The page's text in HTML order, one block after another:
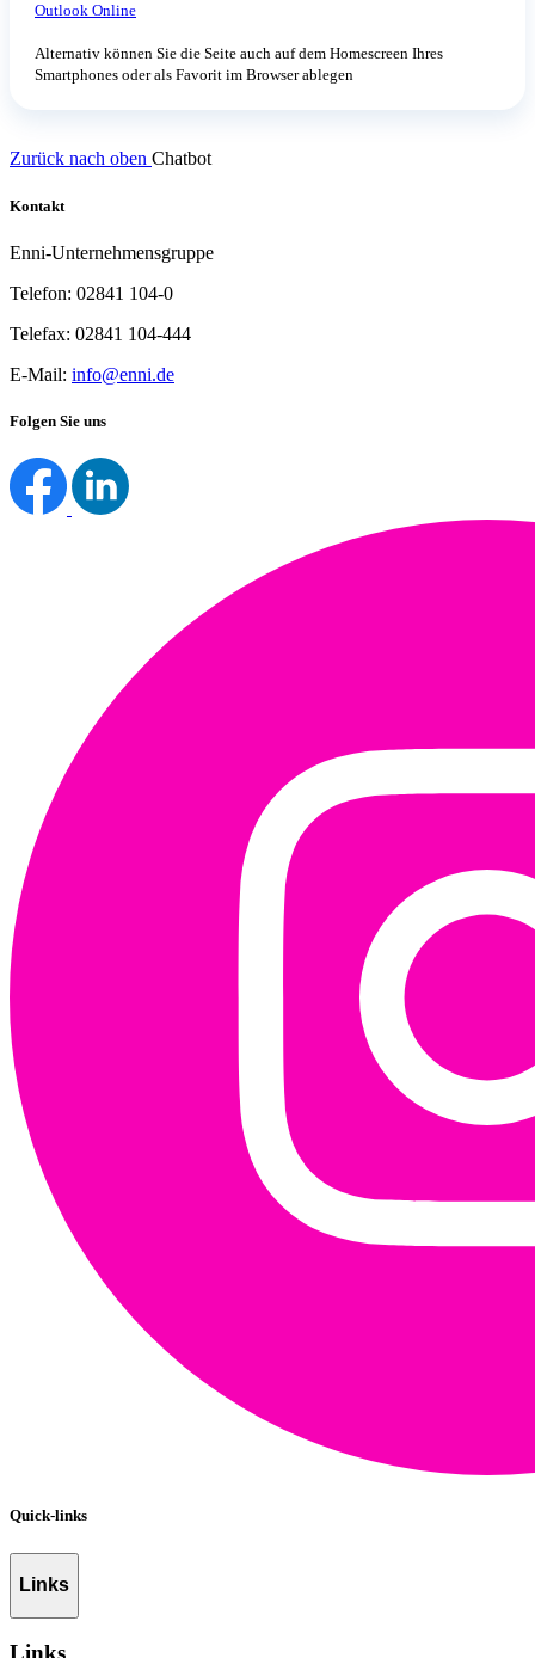
Outlook Online
Alternativ können Sie die Seite auch auf dem Homescreen Ihres
Smartphones oder als Favorit im Browser ablegen
Zurück nach oben Chatbot
Kontakt
Enni-Unternehmensgruppe
Telefon: 02841 104-0
Telefax: 02841 104-444
E-Mail: info@enni.de
Folgen Sie uns
Quick-links
Links